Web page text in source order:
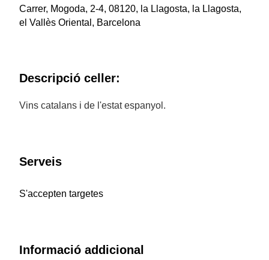
Carrer, Mogoda, 2-4, 08120, la Llagosta, la Llagosta,
el Vallès Oriental, Barcelona
Descripció celler:
Vins catalans i de l'estat espanyol.
Serveis
S'accepten targetes
Informació addicional